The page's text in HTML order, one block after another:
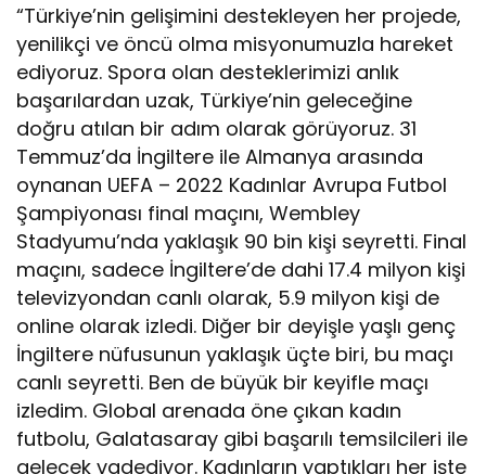
“Türkiye’nin gelişimini destekleyen her projede,
yenilikçi ve öncü olma misyonumuzla hareket
ediyoruz. Spora olan desteklerimizi anlık
başarılardan uzak, Türkiye’nin geleceğine
doğru atılan bir adım olarak görüyoruz. 31
Temmuz’da İngiltere ile Almanya arasında
oynanan UEFA – 2022 Kadınlar Avrupa Futbol
Şampiyonası final maçını, Wembley
Stadyumu’nda yaklaşık 90 bin kişi seyretti. Final
maçını, sadece İngiltere’de dahi 17.4 milyon kişi
televizyondan canlı olarak, 5.9 milyon kişi de
online olarak izledi. Diğer bir deyişle yaşlı genç
İngiltere nüfusunun yaklaşık üçte biri, bu maçı
canlı seyretti. Ben de büyük bir keyifle maçı
izledim. Global arenada öne çıkan kadın
futbolu, Galatasaray gibi başarılı temsilcileri ile
gelecek vadediyor. Kadınların yaptıkları her işte